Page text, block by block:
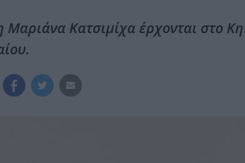
Κατσιμίχα έρχονται στο